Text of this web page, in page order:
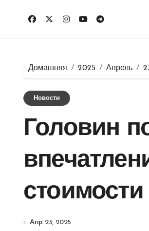
Домашняя 2025 Апрель
Новости
Головин
Апр 23, 2025